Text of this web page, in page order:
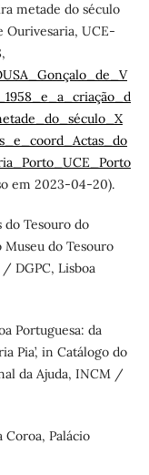
metade do século
Ourivesaria, UCE-
em 2023-04-20).
do Tesouro do
Museu do Tesouro
/ DGPC, Lisboa
Portuguesa: da
Pia’, in Catálogo do
da Ajuda, INCM /
Coroa, Palácio